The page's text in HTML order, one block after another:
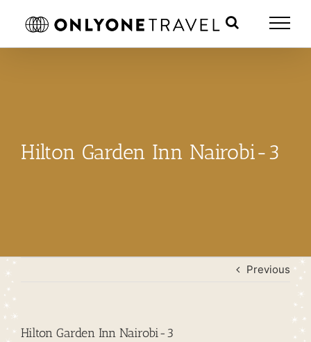
Hilton Garden Inn Nairobi-3
Previous
Hilton Garden Inn Nairobi-3